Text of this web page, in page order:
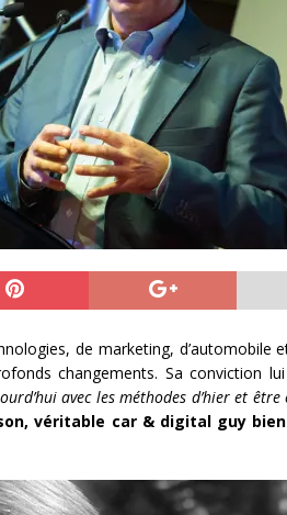
de marketing, d’automobile
changements. Sa conviction lui
avec les méthodes d’hier et
véritable car & digital guy